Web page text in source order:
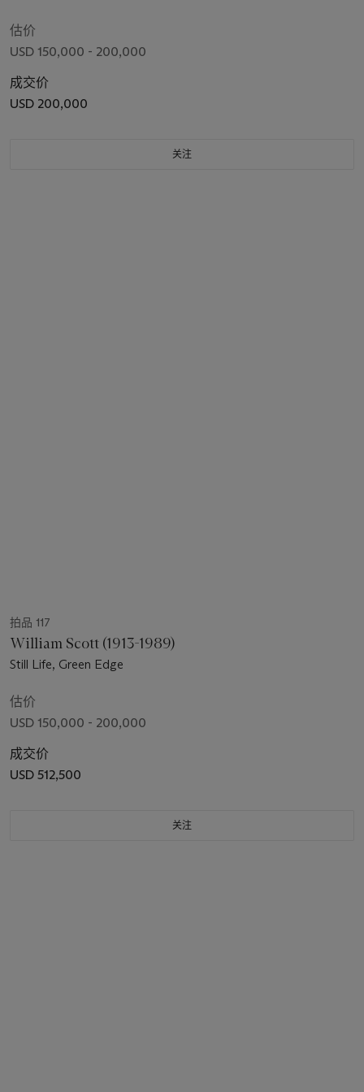
估价
USD 150,000 - 200,000
成交价
USD 200,000
关注
拍品 117
William Scott (1913-1989)
Still Life, Green Edge
估价
USD 150,000 - 200,000
成交价
USD 512,500
关注